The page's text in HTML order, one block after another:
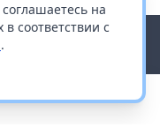
на
соответствии с
.